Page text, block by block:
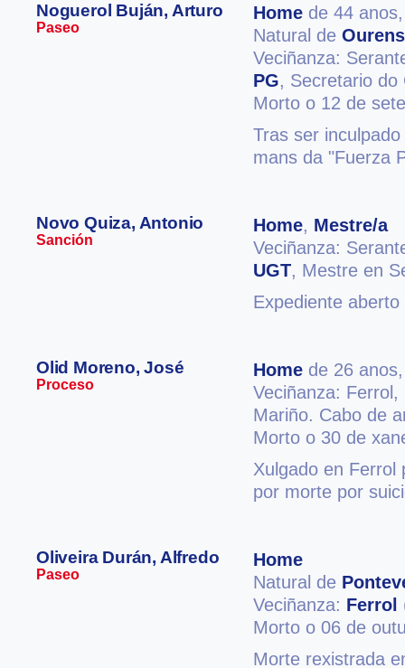
Noguerol Buján, Arturo
Paseo
Home de 44
Natural de
Veciñanza:
PG, Secretario do
Morto o 12 de
Tras ser
mans da "Fuerza
Novo Quiza, Antonio
Sanción
Home, Mestre/a
Veciñanza:
UGT, Mestre en
Expediente
Olid Moreno, José
Proceso
Home de 26
Veciñanza: Ferrol,
Mariño. Cabo de
Morto o 30 de
Xulgado en Ferrol
por morte por
Oliveira Durán, Alfredo
Paseo
Home
Natural de
Veciñanza: Ferrol
Morto o 06 de
Morte rexistrada